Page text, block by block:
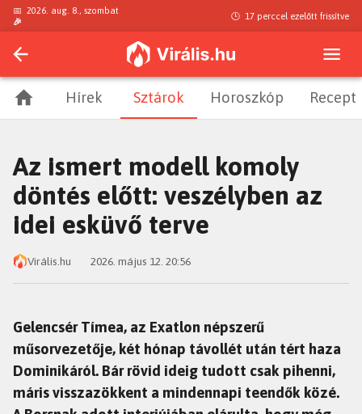
📅 2026. aug. 8., szombat
🎉
🕒 17 perccel ezelőtt frissítve
Hírek Sztárok Horoszkóp Recept
Az ismert modell komoly
döntés előtt: veszélyben az
idei esküvő terve
Virális.hu 2026. május 12. 20:56
Gelencsér Tímea, az Exatlon népszerű
műsorvezetője, két hónap távollét után tért haza
Dominikáról. Bár rövid ideig tudott csak pihenni,
máris visszazökkent a mindennapi teendők közé.